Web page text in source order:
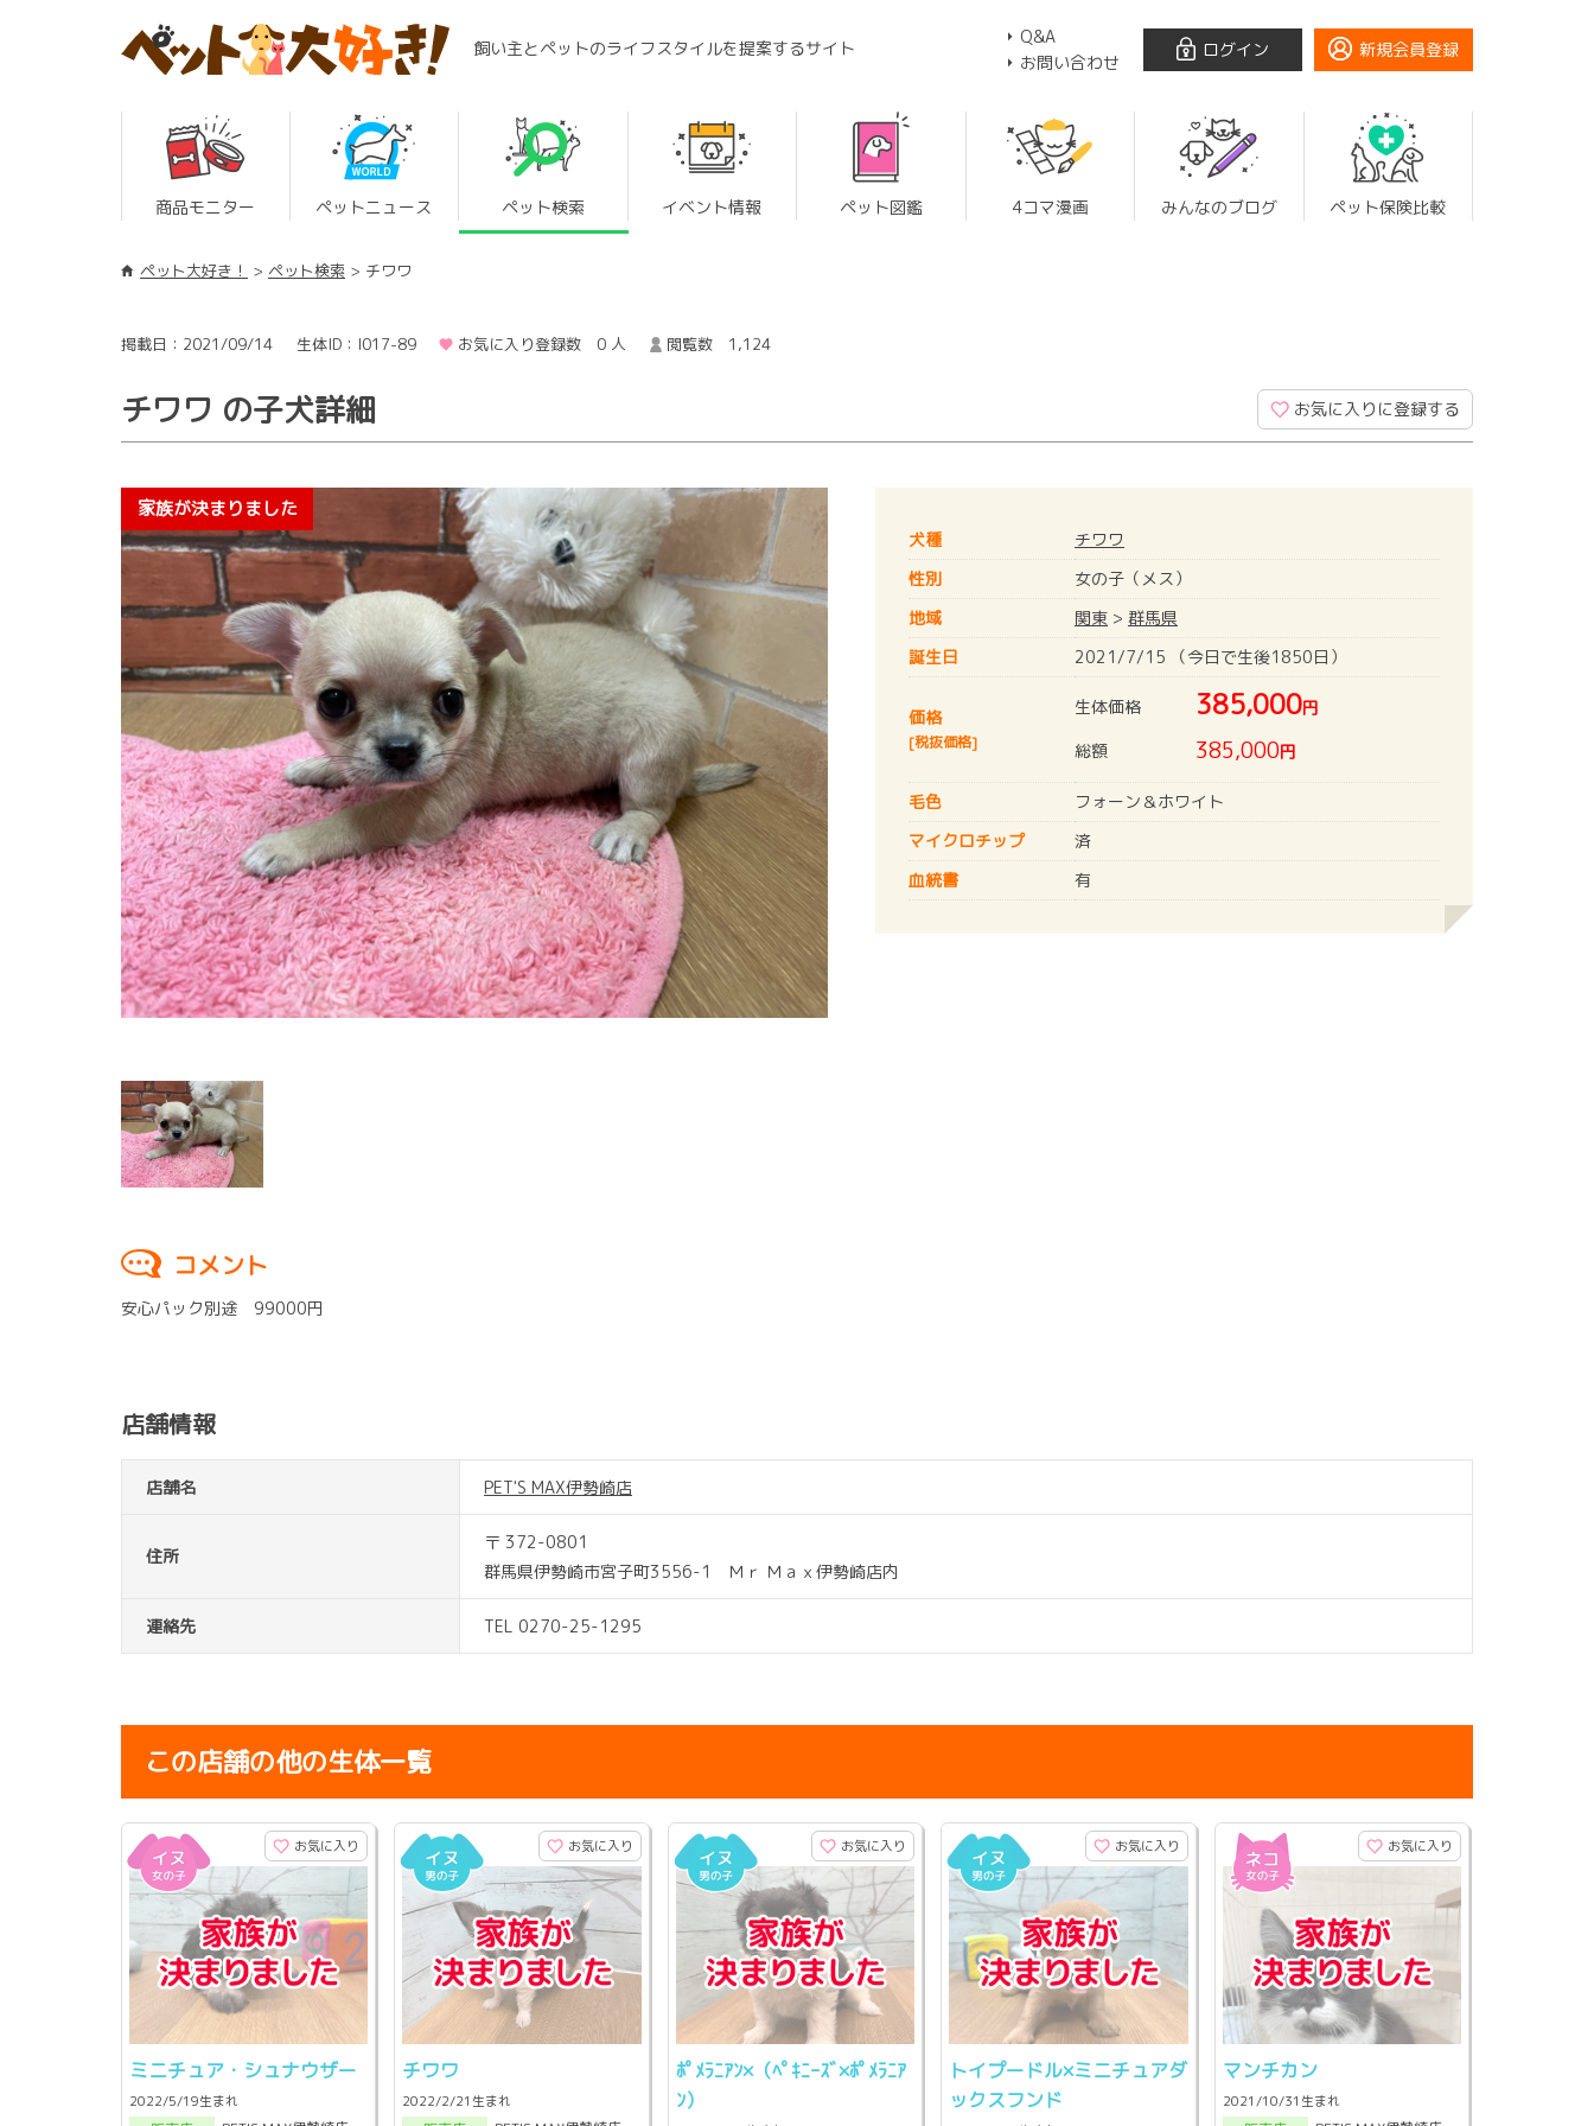
飼い主とペットのライフスタイルを提案するサイト
Q&A
お問い合わせ
ログイン 新規会員登録
商品モニター ペットニュース ペット検索 イベント情報 ペット図鑑 4コマ漫画 みんなのブログ ペット保険比較
ペット大好き！ ペット検索 チワワ
掲載日：2021/09/14 生体ID：I017-89 お気に入り登録数 0 人 閲覧数 1,124
チワワ の子犬詳細 お気に入りに登録する
犬種
チワワ
性別
女の子（メス）
地域
関東 > 群馬県
誕生日
2021/7/15 （今日で生後1850日）
価格
[税抜価格]
生体価格 385,000円
総額
385,000円
毛色
フォーン＆ホワイト
マイクロチップ
済
血統書
有
コメント
安心パック別途 99000円
店舗情報
店舗名 PET'S MAX伊勢崎店
住所
〒 372-0801
群馬県伊勢崎市宮子町3556-1 Ｍｒ Ｍａｘ伊勢崎店内
連絡先 TEL 0270-25-1295
この店舗の他の生体一覧
お気に入り
ミニチュア・シュナウザー
2022/5/19生まれ
お気に入り
チワワ
2022/2/21生まれ
お気に入り
ﾎﾟﾒﾗﾆｱﾝ×（ﾍﾟｷﾆｰｽﾞ×ﾎﾟﾒﾗﾆｱ
ﾝ）
お気に入り
トイプードル×ミニチュアダ
ックスフンド
お気に入り
マンチカン
2021/10/31生まれ